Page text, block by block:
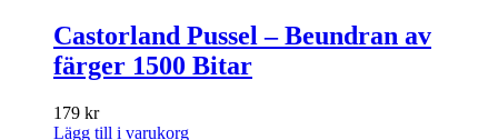
Castorland Pussel – Beundran av
färger 1500 Bitar
179 kr
Lägg till i varukorg